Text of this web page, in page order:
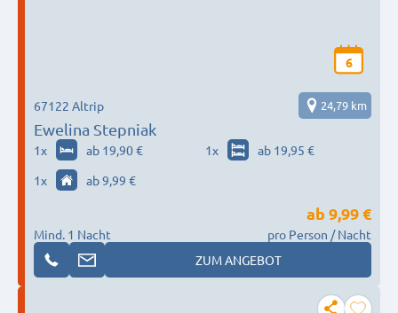
6
Ewelina Stepniak
67122 Altrip 24,79 km
1x ab 19,90 € 1x
ab 19,95 €
1x ab 9,99 €
Mind. 1 Nacht
ab 9,99 €
pro Person / Nacht
ZUM ANGEBOT